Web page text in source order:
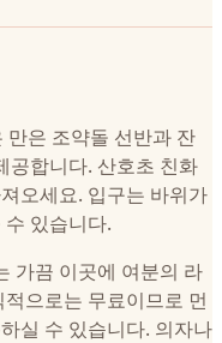
은 조약돌 선반과 잔
공합니다. 산호초 친화
오세요. 입구는 바위가
있습니다.
가끔 이곳에 여분의 라
으로는 무료이므로 먼
실 수 있습니다. 의자나